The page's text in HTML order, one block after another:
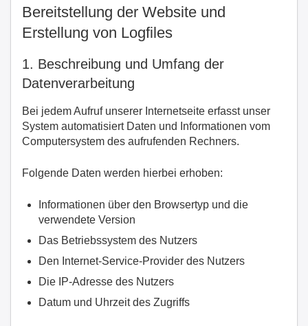
Bereitstellung der Website und
Erstellung von Logfiles
1. Beschreibung und Umfang der
Datenverarbeitung
Bei jedem Aufruf unserer Internetseite erfasst unser
System automatisiert Daten und Informationen vom
Computersystem des aufrufenden Rechners.
Folgende Daten werden hierbei erhoben:
Informationen über den Browsertyp und die
verwendete Version
Das Betriebssystem des Nutzers
Den Internet-Service-Provider des Nutzers
Die IP-Adresse des Nutzers
Datum und Uhrzeit des Zugriffs